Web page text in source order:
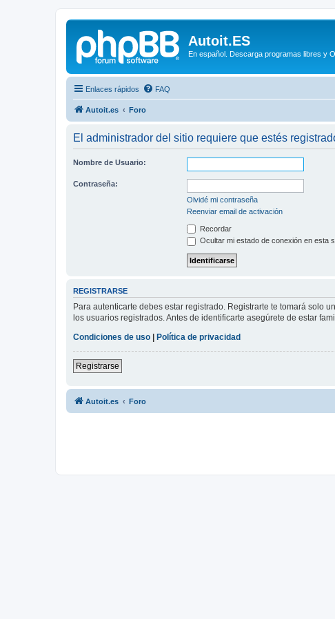
Autoit.ES
En español. Descarga programas libres y
Enlaces rápidos FAQ
Autoit.es Foro
El administrador del sitio requiere que estés
Nombre de Usuario:
Contraseña:
Olvidé mi contraseña
Reenviar email de activación
Recordar
Ocultar mi estado de conexión en esta
REGISTRARSE
Para autenticarte debes estar registrado. Registrarte te tomará solo
los usuarios registrados. Antes de identificarte asegúrete de estar
Condiciones de uso
Política de privacidad
Registrarse
Autoit.es Foro